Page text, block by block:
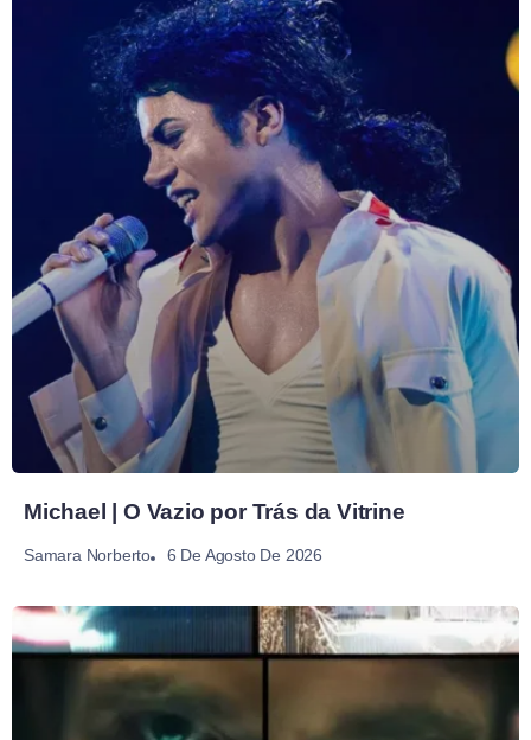
Michael | O Vazio por Trás da Vitrine
Samara Norberto 6 De Agosto De 2026